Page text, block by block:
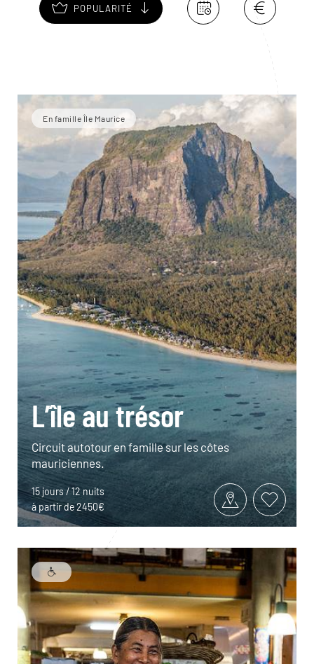
POPULARITÉ
En famille Île Maurice
L’île au trésor
Circuit autotour en famille sur les côtes
mauriciennes.
15 jours / 12 nuits
à partir de 2450€